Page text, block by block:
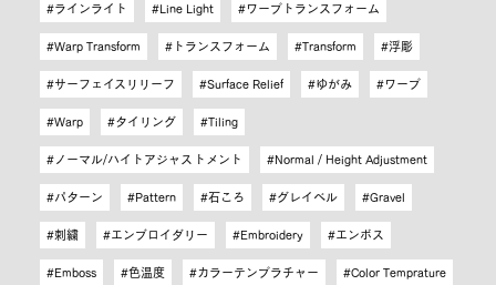
ラインライト Line Light ワープトランスフォーム
Warp Transform トランスフォーム Transform 浮彫
サーフェイスリリーフ Surface Relief ゆがみ ワープ
Warp タイリング Tiling
ノーマル/ハイトアジャストメント Normal / Height Adjustment
パターン Pattern 石ころ グレイベル Gravel
刺繍 エンブロイダリー Embroidery エンボス
Emboss 色温度 カラーテンプラチャー Color Temprature